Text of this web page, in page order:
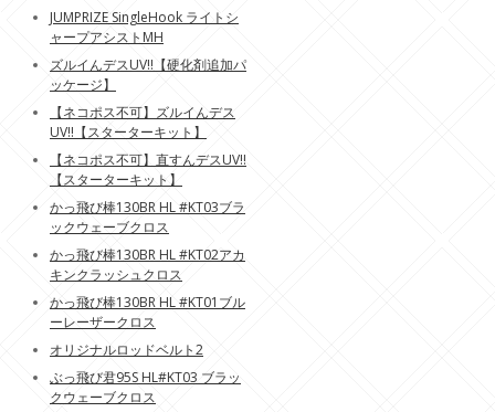
JUMPRIZE SingleHook ライトシ
ャープアシストMH
ズルイんデスUV!!【硬化剤追加パ
ッケージ】
【ネコポス不可】ズルイんデス
UV!!【スターターキット】
【ネコポス不可】直すんデスUV!!
【スターターキット】
かっ飛び棒130BR HL #KT03ブラ
ックウェーブクロス
かっ飛び棒130BR HL #KT02アカ
キンクラッシュクロス
かっ飛び棒130BR HL #KT01ブル
ーレーザークロス
オリジナルロッドベルト2
ぶっ飛び君95S HL#KT03 ブラッ
クウェーブクロス